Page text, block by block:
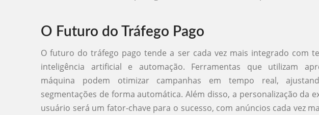
O Futuro do Tráfego Pago
O futuro do tráfego pago tende a ser cada vez mais integrado com
inteligência artificial e automação. Ferramentas que utilizam
máquina podem otimizar campanhas em tempo real,
segmentações de forma automática. Além disso, a personalização da
usuário será um fator-chave para o sucesso, com anúncios cada vez